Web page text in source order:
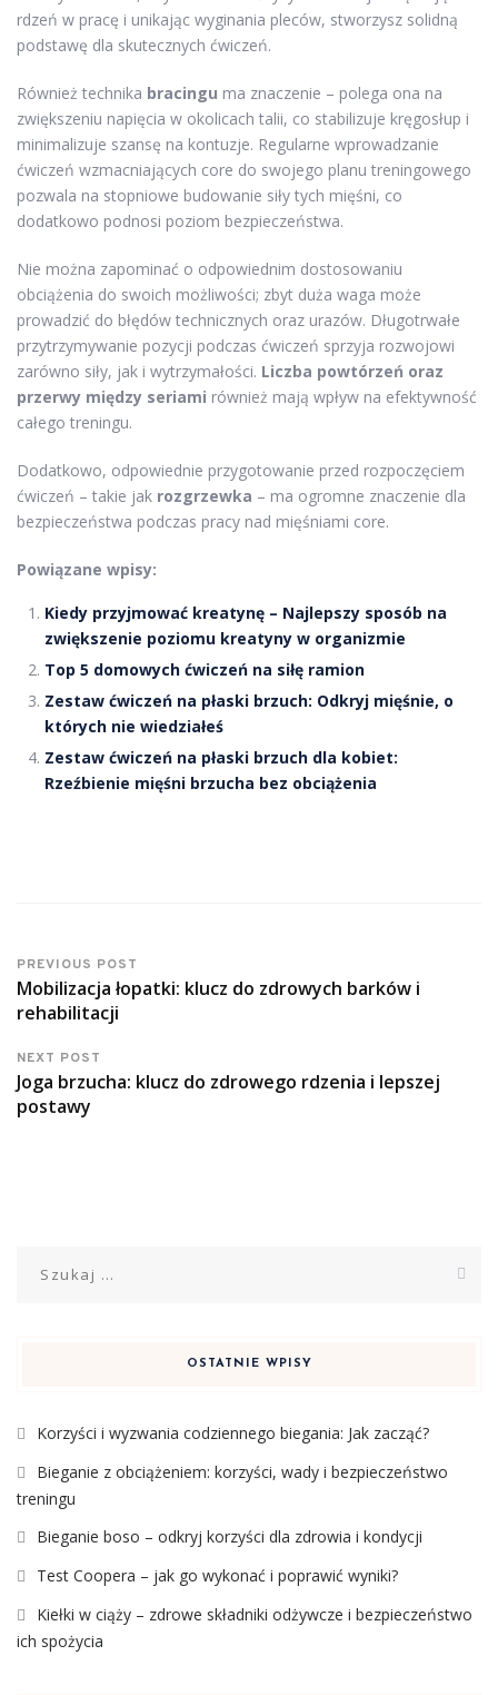
rdzeń w pracę i unikając wyginania pleców, stworzysz solidną
podstawę dla skutecznych ćwiczeń.
Również technika bracingu ma znaczenie – polega ona na
zwiększeniu napięcia w okolicach talii, co stabilizuje kręgosłup i
minimalizuje szansę na kontuzje. Regularne wprowadzanie
ćwiczeń wzmacniających core do swojego planu treningowego
pozwala na stopniowe budowanie siły tych mięśni, co
dodatkowo podnosi poziom bezpieczeństwa.
Nie można zapominać o odpowiednim dostosowaniu
obciążenia do swoich możliwości; zbyt duża waga może
prowadzić do błędów technicznych oraz urazów. Długotrwałe
przytrzymywanie pozycji podczas ćwiczeń sprzyja rozwojowi
zarówno siły, jak i wytrzymałości. Liczba powtórzeń oraz
przerwy między seriami również mają wpływ na efektywność
całego treningu.
Dodatkowo, odpowiednie przygotowanie przed rozpoczęciem
ćwiczeń – takie jak rozgrzewka – ma ogromne znaczenie dla
bezpieczeństwa podczas pracy nad mięśniami core.
Powiązane wpisy:
Kiedy przyjmować kreatynę – Najlepszy sposób na
zwiększenie poziomu kreatyny w organizmie
Top 5 domowych ćwiczeń na siłę ramion
Zestaw ćwiczeń na płaski brzuch: Odkryj mięśnie, o
których nie wiedziałeś
Zestaw ćwiczeń na płaski brzuch dla kobiet:
Rzeźbienie mięśni brzucha bez obciążenia
PREVIOUS POST
Mobilizacja łopatki: klucz do zdrowych barków i
rehabilitacji
NEXT POST
Joga brzucha: klucz do zdrowego rdzenia i lepszej
postawy
OSTATNIE WPISY
Korzyści i wyzwania codziennego biegania: Jak zacząć?
Bieganie z obciążeniem: korzyści, wady i bezpieczeństwo
treningu
Bieganie boso – odkryj korzyści dla zdrowia i kondycji
Test Coopera – jak go wykonać i poprawić wyniki?
Kiełki w ciąży – zdrowe składniki odżywcze i bezpieczeństwo
ich spożycia